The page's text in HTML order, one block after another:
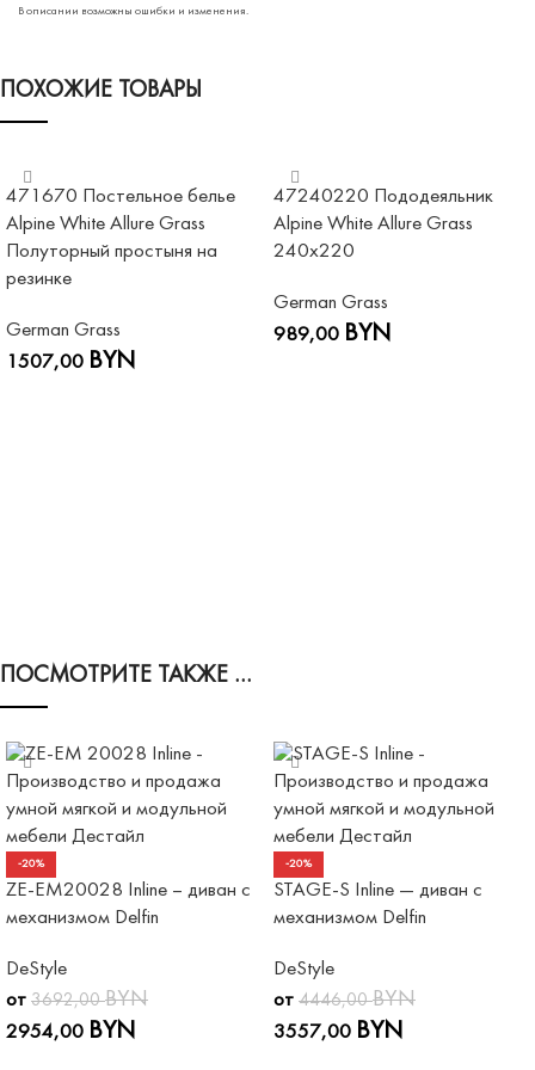
В описании возможны ошибки и изменения.
ПОХОЖИЕ ТОВАРЫ
471670 Постельное белье
Alpine White Allure Grass
Полуторный простыня на
резинке
German Grass
1507,00 BYN
47240220 Пододеяльник
Alpine White Allure Grass
240х220
German Grass
989,00 BYN
ПОСМОТРИТЕ ТАКЖЕ …
-20%
ZE-EM20028 Inline – диван с
механизмом Delfin
DeStyle
от 3692,00BYN
2954,00 BYN
-20%
STAGE-S Inline — диван с
механизмом Delfin
DeStyle
от 4446,00BYN
3557,00 BYN